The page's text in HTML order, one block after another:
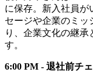
に保存。新入社員が
セージや企業のミッ
り、企業文化の継承
す。
6:00 PM - 退社前チ